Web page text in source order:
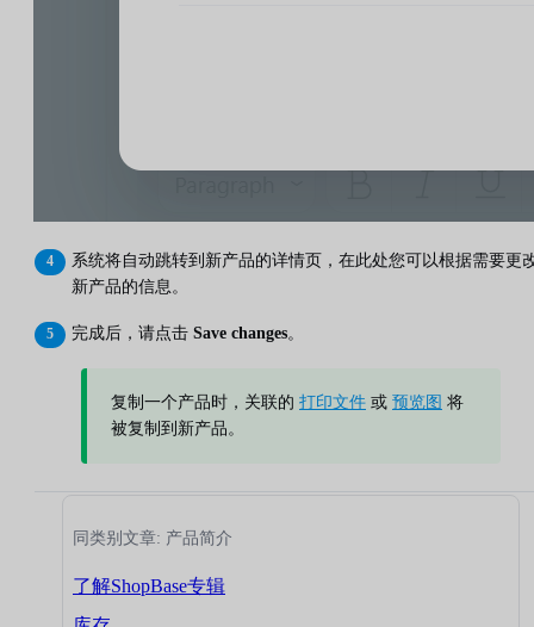
系统将自动跳转到新产品的详情页，在此处您可以根据需要更
新产品的信息。
完成后，请点击 Save changes。
复制一个产品时，关联的 打印文件 或 预览图 将
被复制到新产品。
同类别文章: 产品简介
了解ShopBase专辑